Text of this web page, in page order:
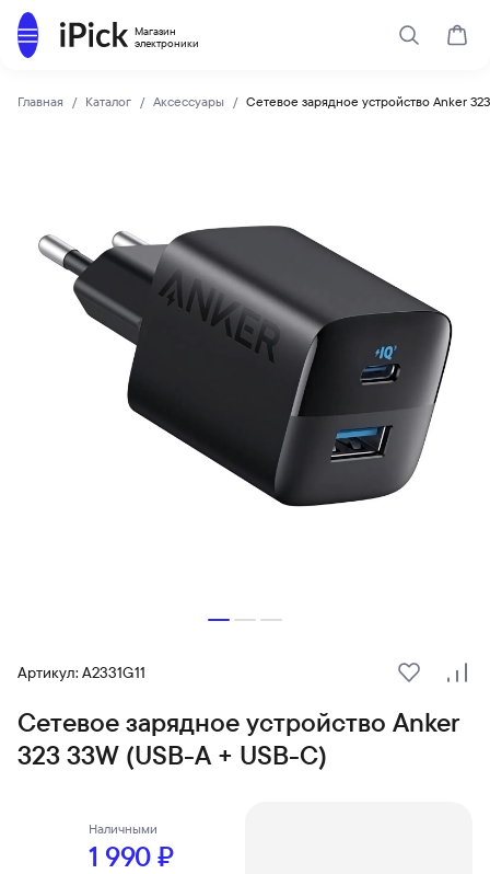
Магазин
электроники
Каталог
Поиск
Главная Каталог Аксессуары Сетевое зарядное устройство Anker
Артикул: A2331G11
В
Сетевое зарядное устройство Anker
323 33W (USB-А + USB-C)
Наличными
1 990 ₽